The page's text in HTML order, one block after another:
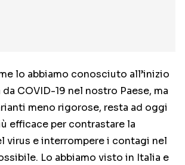
lo abbiamo conosciuto all’inizio
COVID-19 nel nostro Paese, ma
meno rigorose, resta ad oggi
efficace per contrastare la
virus e interrompere i contagi nel
Lo abbiamo visto in Italia e